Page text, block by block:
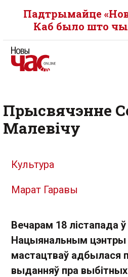
Падтрымайце
Каб было што
Прысвячэнне
Малевічу
Культура
Марат Гаравы
Вечарам 18 лістапада ў
Нацыянальным цэнтры
мастацтваў адбылася
выданняў пра выбітных